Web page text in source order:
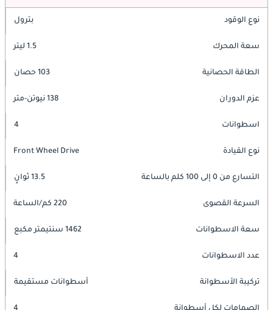
نوع الوقود بترول
سعة المحرك 1.5 ليتر
الطاقة الحصانية 103 حصان
عزم الدوران 138 نيوتن-متر
اسطوانات 4
نوع القيادة Front Wheel Drive
التسارع من 0 إلى 100 كلم بالساعة 13.5 ثوانٍ
السرعة القصوى 220 كم/الساعة
سعة الاسطوانات 1462 سنتيمتر مكبع
عدد الاسطوانات 4
تركيبة الأسطوانة أسطوانات مستقيمة